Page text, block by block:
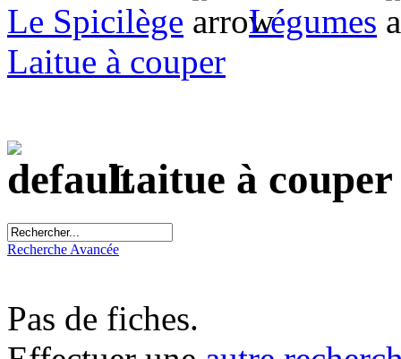
Le Spicilège
Légumes
Laitue à couper
Laitue à couper
Recherche Avancée
Pas de fiches.